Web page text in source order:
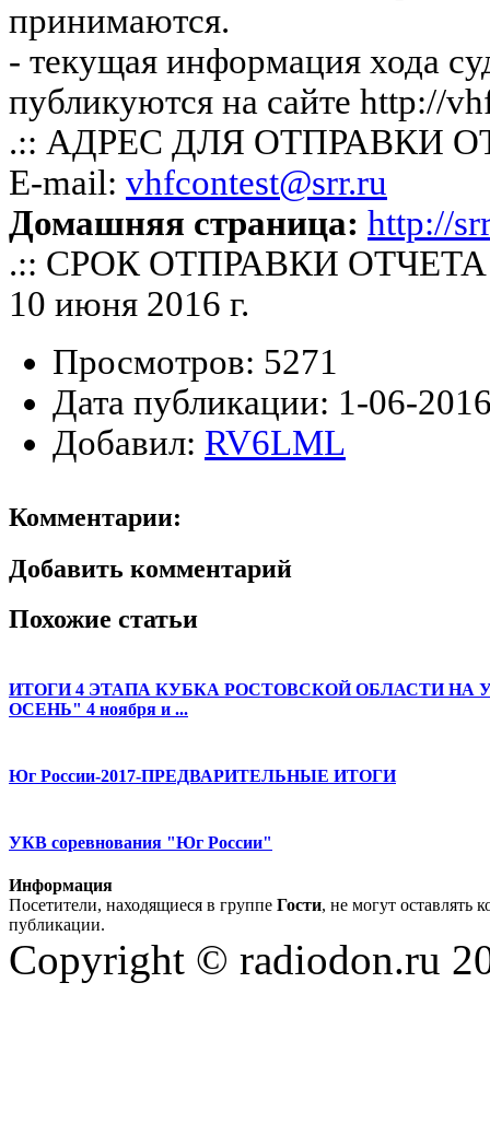
принимаются.
- текущая информация хода
публикуются на сайте http://
.:: АДРЕС ДЛЯ ОТПРАВКИ
E-mail: vhfcontest@srr.ru
Домашняя страница: http://
.:: СРОК ОТПРАВКИ ОТЧЕТА
10 июня 2016 г.
Просмотров: 5271
Дата публикации: 1-06-
Добавил: RV6LML
Комментарии:
Добавить комментарий
Похожие статьи
ИТОГИ 4 ЭТАПА КУБКА РОСТОВСКОЙ ОБЛАСТИ НА
ОСЕНЬ" 4 ноября и ...
Юг России-2017-ПРЕДВАРИТЕЛЬНЫЕ ИТОГИ
УКВ соревнования "Юг России"
Информация
Посетители, находящиеся в группе Гости, не могут оставлять
публикации.
Copyright © radiodon.ru